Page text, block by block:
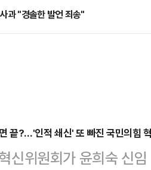
과 "경솔한 발언 죄송"
끝?…'인적 쇄신' 또 빠진 국민의힘
신위원회가 윤희숙 신